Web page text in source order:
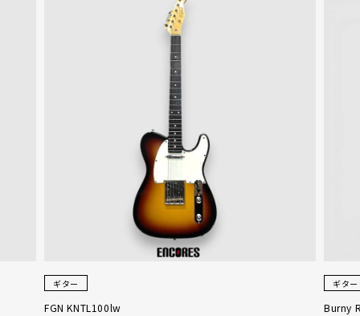
ギター
FGN KNTL100lw
ギター
Burny